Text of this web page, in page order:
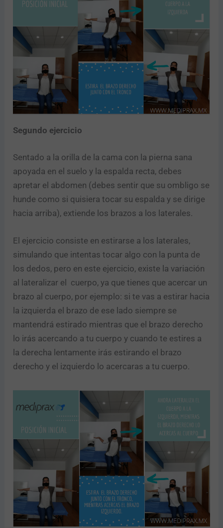
Segundo ejercicio
Sentado a la orilla de la cama con la pierna sana
apoyada en el suelo y la espalda recta, debes
apretar el abdomen (debes sentir que su ombligo se
hunde como si quisiera tocar su espalda y se dirige
hacia arriba), extiende los brazos a los laterales.
El ejercicio consiste en estirarse a los laterales,
simulando que intentas tocar algo con la punta de
los dedos, pero en este ejercicio, existe la variación
al lateralizar el cuerpo, ya que tienes que acercar un
brazo al cuerpo, por ejemplo: si te vas a estirar hacia
la izquierda el brazo de ese lado siempre se
mantendrá estirado mientras que el brazo derecho
lo irás acercando a tu cuerpo y cuando te estires a
la derecha lentamente irás estirando el brazo
derecho y el izquierdo lo acercaras a tu cuerpo.